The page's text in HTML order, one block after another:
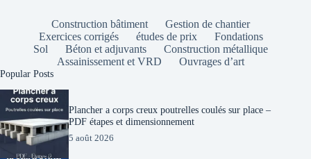
Construction bâtiment
Gestion de chantier
Exercices corrigés
études de prix
Fondations
Sol
Béton et adjuvants
Construction métallique
Assainissement et VRD
Ouvrages d’art
Popular Posts
Plancher a corps creux poutrelles coulés sur place –
PDF étapes et dimensionnement
5 août 2026